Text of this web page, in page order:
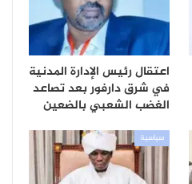
اعتقال رئيس الإدارة المدنية
في شرق دارفور بعد تصاعد
الغضب الشعبي بالضعين
سياسية